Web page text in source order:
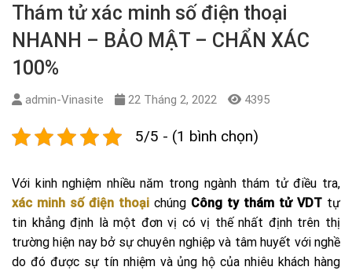
Thám tử xác minh số điện thoại
NHANH – BẢO MẬT – CHẨN XÁC
100%
admin-Vinasite 22 Tháng 2, 2022 4395
5/5 - (1 bình chọn)
Với kinh nghiệm nhiều năm trong ngành thám tử điều tra,
xác minh số điện thoại chúng Công ty thám tử VDT tự
tin khẳng định là một đơn vị có vị thế nhất định trên thị
trường hiện nay bở sự chuyên nghiệp và tâm huyết với nghề
do đó được sự tín nhiệm và ủng hộ của nhiêu khách hàng